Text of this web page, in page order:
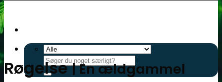
Søg
efter:
Røgelse| En ældgammel